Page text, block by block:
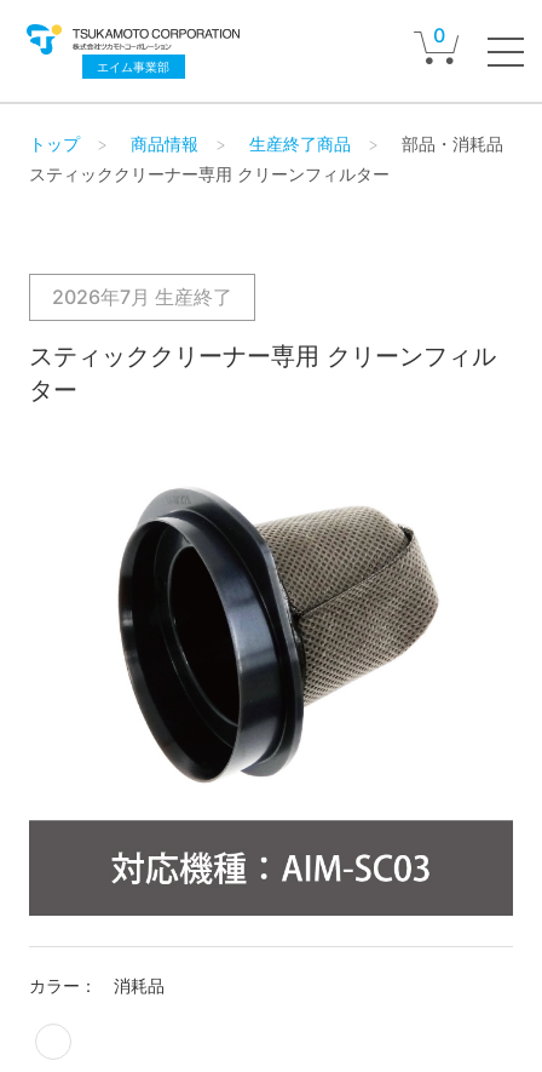
エイム事業部
0
トップ 商品情報 生産終了商品
部品・消耗品
スティッククリーナー専用 クリーンフィルター
2026年7月 生産終了
スティッククリーナー専用 クリーンフィル
ター
カラー： 消耗品